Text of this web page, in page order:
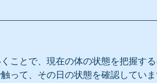
ことで、現在の体の状態を把握す
って、その日の状態を確認してい